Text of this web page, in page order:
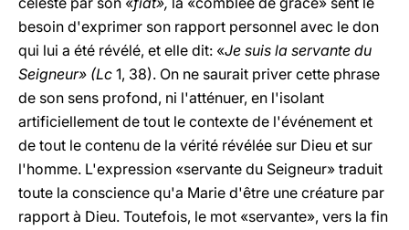
besoin d'exprimer son rapport personnel avec le don
qui lui a été révélé, et elle dit: «Je suis la servante du
Seigneur» (Lc 1, 38). On ne saurait priver cette phrase
de son sens profond, ni l'atténuer, en l'isolant
artificiellement de tout le contexte de l'événement et
de tout le contenu de la vérité révélée sur Dieu et sur
l'homme. L'expression «servante du Seigneur» traduit
toute la conscience qu'a Marie d'être une créature par
rapport à Dieu. Toutefois, le mot «servante», vers la fin